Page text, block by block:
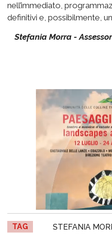
nell’immediato,
definitivi e, possibilmente,
Stefania Morra -
TAG STEFANIA